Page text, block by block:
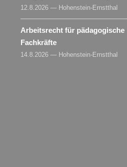
12.8.2026 — Hohenstein-Ernstthal
Arbeitsrecht für pädagogische
Fachkräfte
14.8.2026 — Hohenstein-Ernstthal